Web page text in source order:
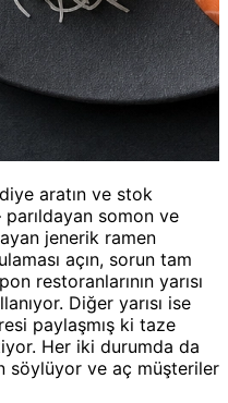
aratın ve stok
somon ve
jenerik ramen
açın, sorun tam
restoranlarının yarısı
Diğer yarısı ise
paylaşmış ki taze
Her iki durumda da
söylüyor ve aç müşteriler